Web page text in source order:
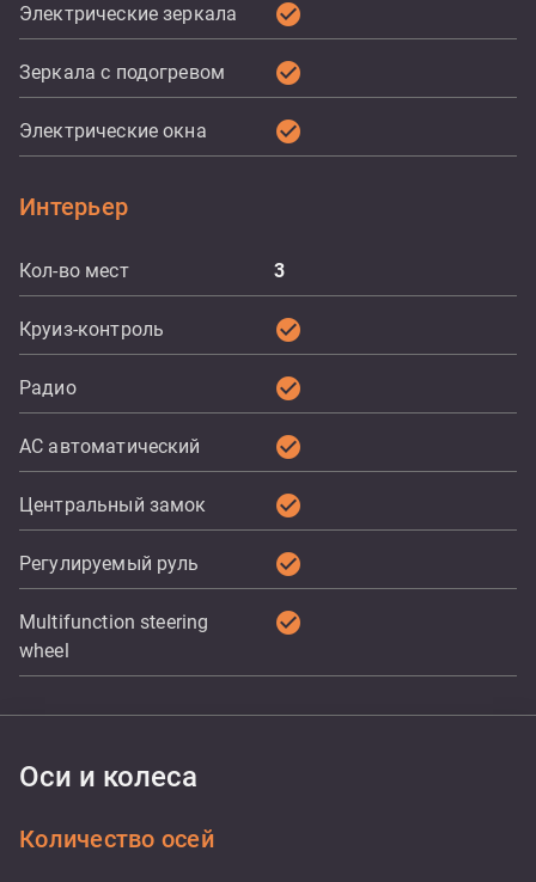
Электрические зеркала check_circle
Зеркала с подогревом check_circle
Электрические окна check_circle
Интерьер
Кол-во мест 3
Круиз-контроль check_circle
Радио check_circle
AC автоматический check_circle
Центральный замок check_circle
Регулируемый руль check_circle
Multifunction steering
wheel
check_circle
Оси и колеса
Количество осей